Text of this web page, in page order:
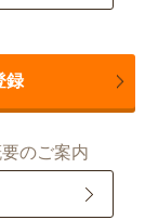
録
のご案内